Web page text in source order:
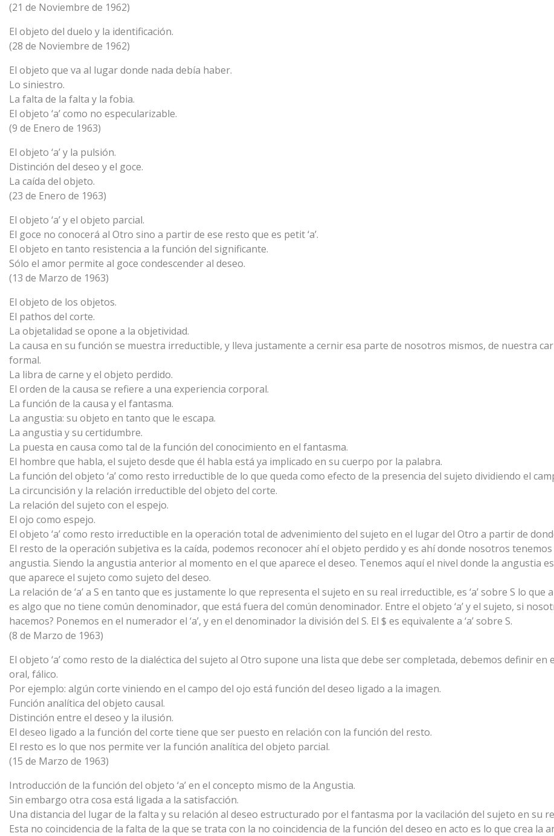
(21 de Noviembre de 1962)
El objeto del duelo y la identificación.
(28 de Noviembre de 1962)
El objeto que va al lugar donde nada debía haber.
Lo siniestro.
La falta de la falta y la fobia.
El objeto ‘a’ como no especularizable.
(9 de Enero de 1963)
El objeto ‘a’ y la pulsión.
Distinción del deseo y el goce.
La caída del objeto.
(23 de Enero de 1963)
El objeto ‘a’ y el objeto parcial.
El goce no conocerá al Otro sino a partir de ese resto que es petit ‘a’.
El objeto en tanto resistencia a la función del significante.
Sólo el amor permite al goce condescender al deseo.
(13 de Marzo de 1963)
El objeto de los objetos.
El pathos del corte.
La objetalidad se opone a la objetividad.
La causa en su función se muestra irreductible, y lleva justamente a cernir esa parte de nosotros mismos, de nuestra
formal.
La libra de carne y el objeto perdido.
El orden de la causa se refiere a una experiencia corporal.
La función de la causa y el fantasma.
La angustia: su objeto en tanto que le escapa.
La angustia y su certidumbre.
La puesta en causa como tal de la función del conocimiento en el fantasma.
El hombre que habla, el sujeto desde que él habla está ya implicado en su cuerpo por la palabra.
La función del objeto ‘a’ como resto irreductible de lo que queda como efecto de la presencia del sujeto dividiendo el
La circuncisión y la relación irreductible del objeto del corte.
La relación del sujeto con el espejo.
El ojo como espejo.
El objeto ‘a’ como resto irreductible en la operación total de advenimiento del sujeto en el lugar del Otro a partir de
El resto de la operación subjetiva es la caída, podemos reconocer ahí el objeto perdido y es ahí donde nosotros
angustia. Siendo la angustia anterior al momento en el que aparece el deseo. Tenemos aquí el nivel donde la angustia
que aparece el sujeto como sujeto del deseo.
La relación de ‘a’ a S en tanto que es justamente lo que representa el sujeto en su real irreductible, es ‘a’ sobre S lo
es algo que no tiene común denominador, que está fuera del común denominador. Entre el objeto ‘a’ y el sujeto, si
hacemos? Ponemos en el numerador el ‘a’, y en el denominador la división del S. El $ es equivalente a ‘a’ sobre S.
(8 de Marzo de 1963)
El objeto ‘a’ como resto de la dialéctica del sujeto al Otro supone una lista que debe ser completada, debemos definir
oral, fálico.
Por ejemplo: algún corte viniendo en el campo del ojo está función del deseo ligado a la imagen.
Función analítica del objeto causal.
Distinción entre el deseo y la ilusión.
El deseo ligado a la función del corte tiene que ser puesto en relación con la función del resto.
El resto es lo que nos permite ver la función analítica del objeto parcial.
(15 de Marzo de 1963)
Introducción de la función del objeto ‘a’ en el concepto mismo de la Angustia.
Sin embargo otra cosa está ligada a la satisfacción.
Una distancia del lugar de la falta y su relación al deseo estructurado por el fantasma por la vacilación del sujeto en su
Esta no coincidencia de la falta de la que se trata con la no coincidencia de la función del deseo en acto es lo que crea la